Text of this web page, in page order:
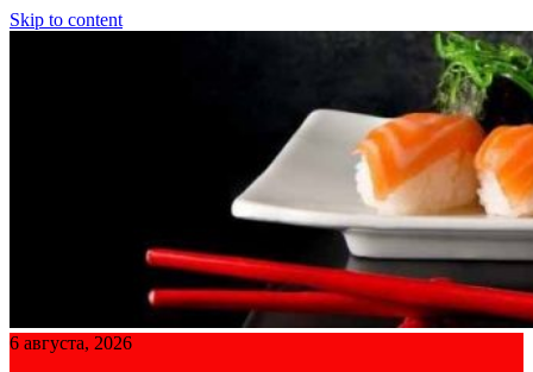
Skip to content
6 августа, 2026